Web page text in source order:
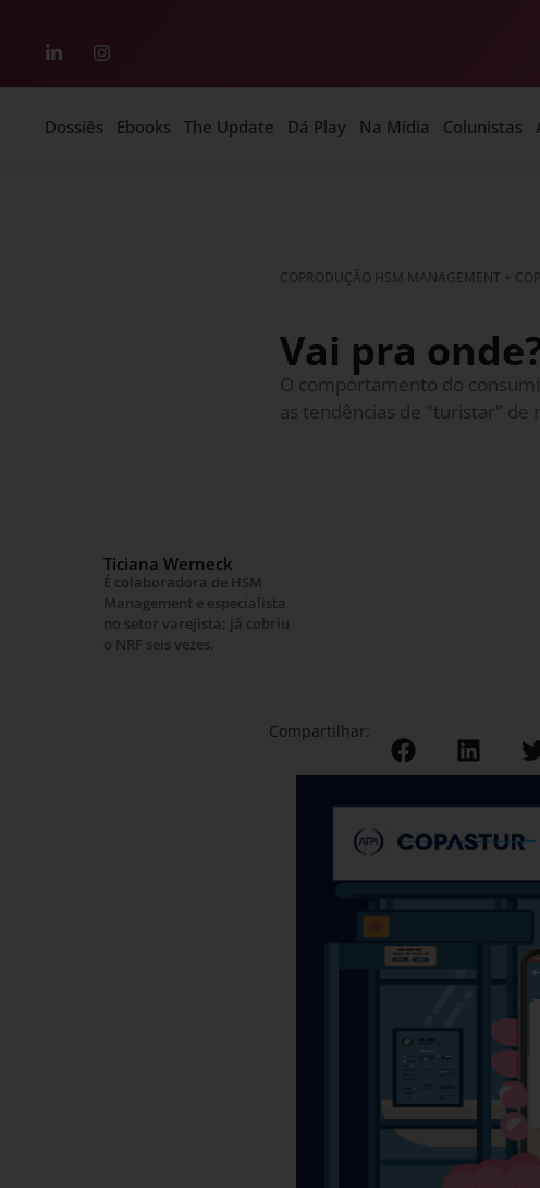
Dossiês Ebooks The Update Dá Play Na Mídia Colunistas
COPRODUÇÃO HSM MANAGEMENT +
Vai pra
O comportamento do
as tendências de "turistar" de
Ticiana Werneck
É colaboradora de HSM
Management e especialista
no setor varejista; já cobriu
o NRF seis vezes.
Compartilhar: